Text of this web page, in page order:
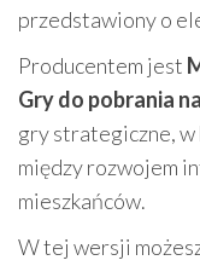
przedstawiony o
Producentem jest
Gry do pobrania
gry strategiczne,
między rozwojem
mieszkańców.
W tej wersji